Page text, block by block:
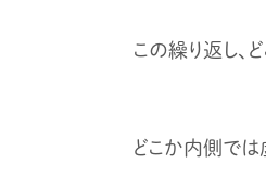
この繰り返し、
どこか内側では